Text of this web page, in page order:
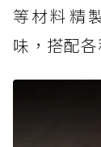
等材料精
味，搭配